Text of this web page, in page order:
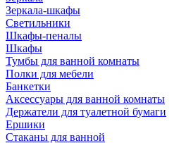
Зеркала-шкафы
Светильники
Шкафы-пеналы
Шкафы
Тумбы для ванной комнаты
Полки для мебели
Банкетки
Аксессуары для ванной комнаты
Держатели для туалетной бумаги
Ершики
Стаканы для ванной